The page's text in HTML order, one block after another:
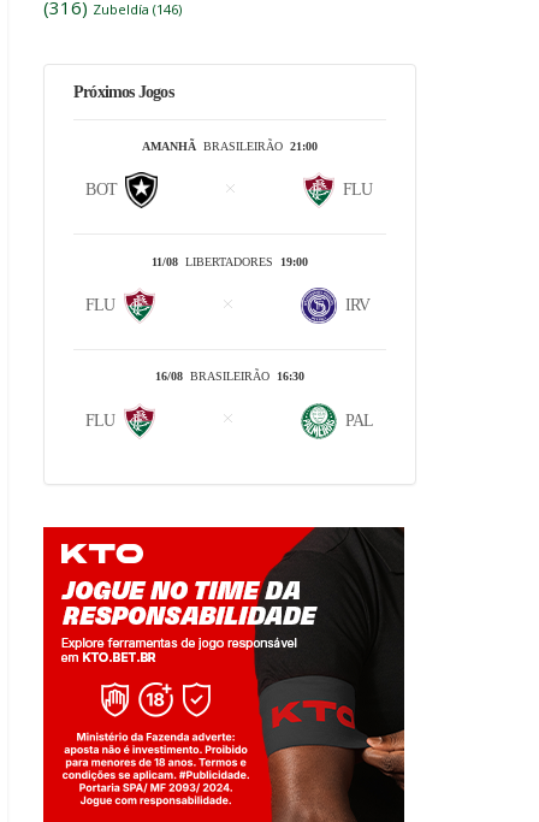
(316) Zubeldía (146)
Próximos Jogos
AMANHÃ BRASILEIRÃO 21:00
BOT FLU
11/08 LIBERTADORES 19:00
FLU IRV
16/08 BRASILEIRÃO 16:30
FLU PAL